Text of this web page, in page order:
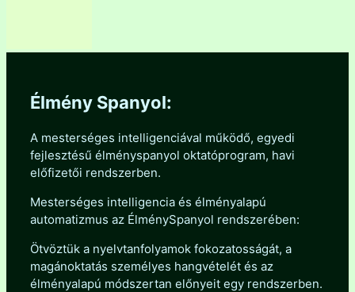
Élmény Spanyol:
A mesterséges intelligenciával működő, egyedi
fejlesztésű élményspanyol oktatóprogram, havi
előfizetői rendszerben.
Mesterséges intelligencia és élményalapú
automatizmus az ÉlménySpanyol rendszerében:
Ötvöztük a nyelvtanfolyamok fokozatosságát, a
magánoktatás személyes hangvételét és az
élményalapú módszertan előnyeit egy rendszerben.